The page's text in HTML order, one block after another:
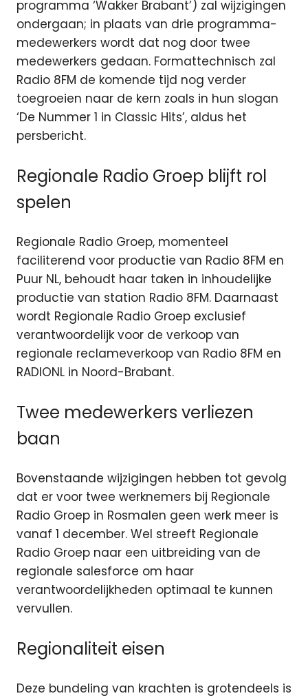
programma ‘Wakker Brabant’) zal wijzigingen
ondergaan; in plaats van drie programma-
medewerkers wordt dat nog door twee
medewerkers gedaan. Formattechnisch zal
Radio 8FM de komende tijd nog verder
toegroeien naar de kern zoals in hun slogan
‘De Nummer 1 in Classic Hits’, aldus het
persbericht.
Regionale Radio Groep blijft rol
spelen
Regionale Radio Groep, momenteel
faciliterend voor productie van Radio 8FM en
Puur NL, behoudt haar taken in inhoudelijke
productie van station Radio 8FM. Daarnaast
wordt Regionale Radio Groep exclusief
verantwoordelijk voor de verkoop van
regionale reclameverkoop van Radio 8FM en
RADIONL in Noord-Brabant.
Twee medewerkers verliezen
baan
Bovenstaande wijzigingen hebben tot gevolg
dat er voor twee werknemers bij Regionale
Radio Groep in Rosmalen geen werk meer is
vanaf 1 december. Wel streeft Regionale
Radio Groep naar een uitbreiding van de
regionale salesforce om haar
verantwoordelijkheden optimaal te kunnen
vervullen.
Regionaliteit eisen
Deze bundeling van krachten is grotendeels is